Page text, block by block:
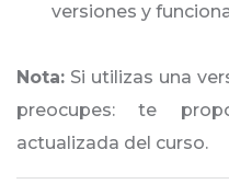
versiones y
Nota: Si utilizas una
preocupes: te
actualizada del curso.